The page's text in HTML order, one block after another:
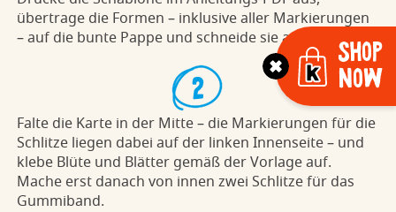
übertrage die Formen – inklusive aller Markierungen
– auf die bunte Pappe und schneide sie aus.
Falte die Karte in der Mitte – die Markierungen für die
Schlitze liegen dabei auf der linken Innenseite – und
klebe Blüte und Blätter gemäß der Vorlage auf.
Mache erst danach von innen zwei Schlitze für das
Gummiband.
Shop
Now